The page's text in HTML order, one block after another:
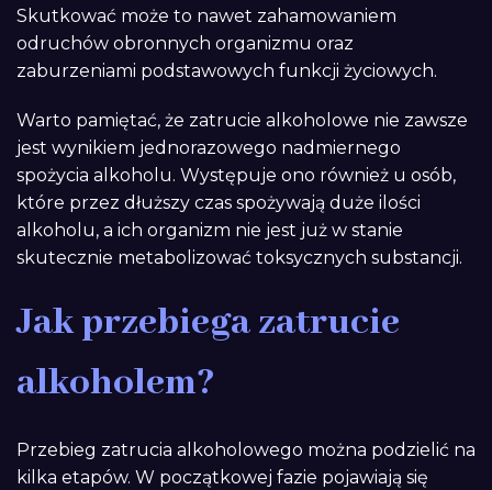
Skutkować może to nawet zahamowaniem
odruchów obronnych organizmu oraz
zaburzeniami podstawowych funkcji życiowych.
Warto pamiętać, że zatrucie alkoholowe nie zawsze
jest wynikiem jednorazowego nadmiernego
spożycia alkoholu. Występuje ono również u osób,
które przez dłuższy czas spożywają duże ilości
alkoholu, a ich organizm nie jest już w stanie
skutecznie metabolizować toksycznych substancji.
Jak przebiega zatrucie
alkoholem?
Przebieg zatrucia alkoholowego można podzielić na
kilka etapów. W początkowej fazie pojawiają się